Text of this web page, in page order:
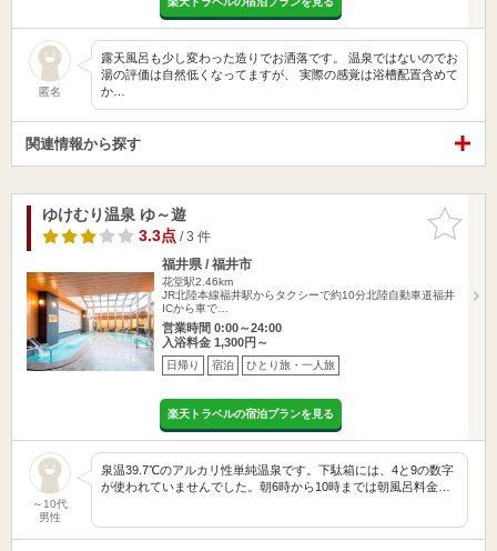
匿名
露天風呂も少し変わった造りでお洒落です。 温泉ではないのでお
湯の評価は自然低くなってますが、 実際の感覚は浴槽配置含めて
か…
関連情報から探す
お気に入
りに追加
ゆけむり温泉 ゆ～遊
3.3点/ 3 件
福井県 / 福井市
花堂駅2.46km
JR北陸本線福井駅からタクシーで約10分北陸自動車道福井
ICから車で…
営業時間 0:00～24:00
入浴料金 1,300円～
日帰り 宿泊 ひとり旅・一人旅
楽天トラベルの宿泊プランを見る
～10代
男性
泉温39.7℃のアルカリ性単純温泉です。下駄箱には、4と9の数字
が使われていませんでした。朝6時から10時までは朝風呂料金…